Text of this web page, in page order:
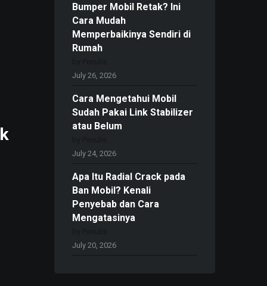
Bumper Mobil Retak? Ini
Cara Mudah
Memperbaikinya Sendiri di
Rumah
July 26, 2026
Cara Mengetahui Mobil
Sudah Pakai Link Stabilizer
atau Belum
July 24, 2026
Apa Itu Radial Crack pada
Ban Mobil? Kenali
Penyebab dan Cara
Mengatasinya
July 20, 2026